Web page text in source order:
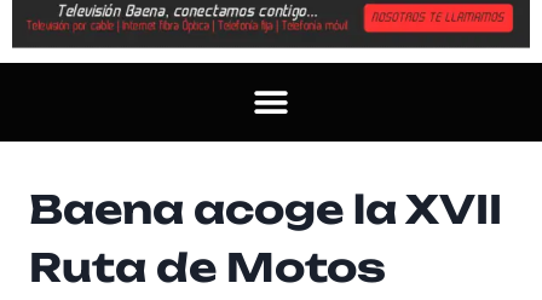
Baena acoge la XVII
Ruta de Motos